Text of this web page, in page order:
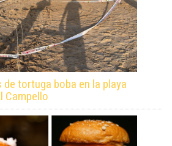
de tortuga boba en la playa
Campello